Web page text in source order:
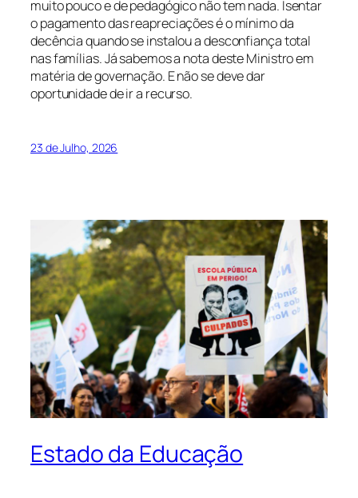
muito pouco e de pedagógico não tem nada. Isentar
o pagamento das reapreciações é o mínimo da
decência quando se instalou a desconfiança total
nas famílias. Já sabemos a nota deste Ministro em
matéria de governação. E não se deve dar
oportunidade de ir a recurso.
23 de Julho, 2026
Estado da Educação